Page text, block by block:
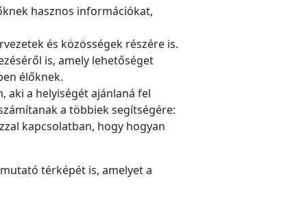
hasznos információkat,
és közösségek részére is.
is, amely lehetőséget
élőknek.
aki a helyiségét ajánlaná fel
a többiek segítségére:
kapcsolatban, hogy hogyan
térképét is, amelyet a